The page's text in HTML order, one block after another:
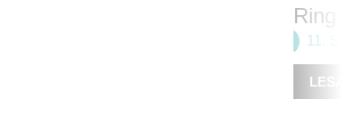
Ring
11.